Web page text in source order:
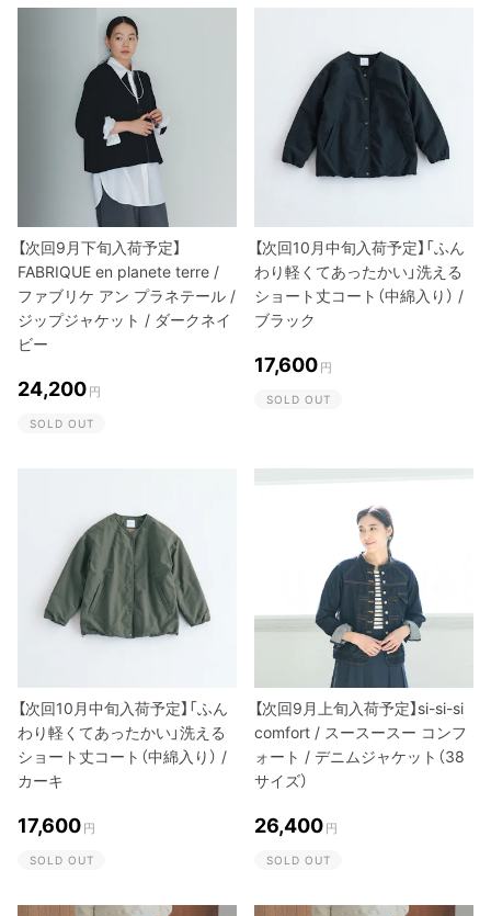
【次回9月下旬入荷予定】
FABRIQUE en planete terre /
ファブリケ アン プラネテール /
ジップジャケット / ダークネイ
ビー
24,200 円
SOLD OUT
【次回10月中旬入荷予定】「ふん
わり軽くてあったかい」洗える
ショート丈コート（中綿入り） /
ブラック
17,600 円
SOLD OUT
【次回10月中旬入荷予定】「ふん
わり軽くてあったかい」洗える
ショート丈コート（中綿入り） /
カーキ
17,600 円
SOLD OUT
【次回9月上旬入荷予定】si-si-si
comfort / スースースー コンフ
ォート / デニムジャケット（38
サイズ）
26,400 円
SOLD OUT